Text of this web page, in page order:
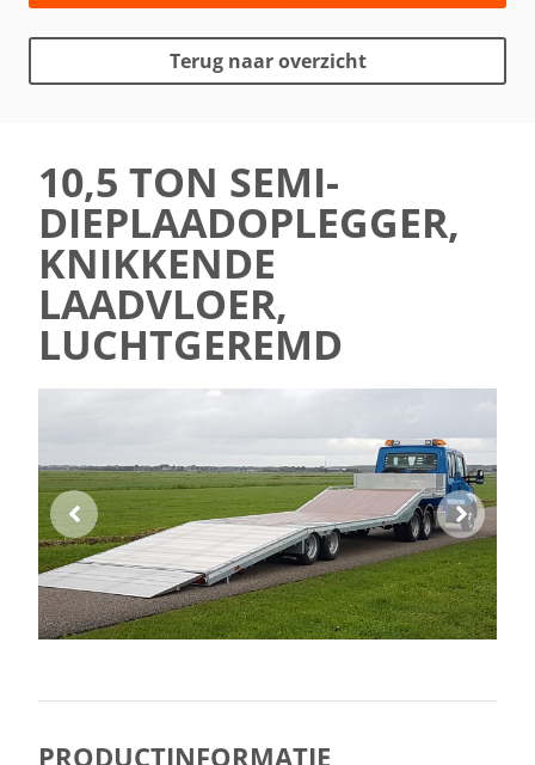
Terug naar overzicht
10,5 TON SEMI-
DIEPLAADOPLEGGER,
KNIKKENDE
LAADVLOER,
LUCHTGEREMD
PRODUCTINFORMATIE